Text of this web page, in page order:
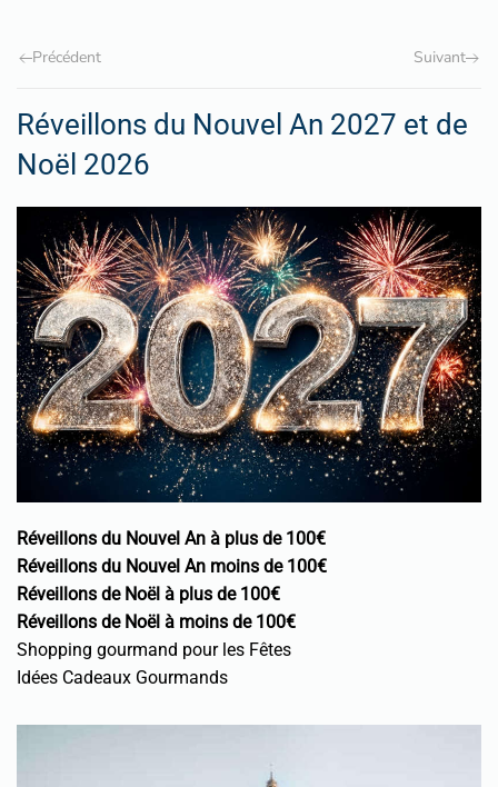
Précédent Suivant
Réveillons du Nouvel An 2027 et de
Noël 2026
Réveillons du Nouvel An à plus de 100€
Réveillons du Nouvel An moins de 100€
Réveillons de Noël à plus de 100€
Réveillons de Noël à moins de 100€
Shopping gourmand pour les Fêtes
Idées Cadeaux Gourmands